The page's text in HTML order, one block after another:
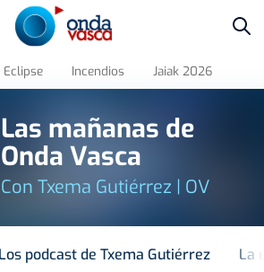
Eclipse Incendios Jaiak 2026
Las mañanas de
Onda Vasca
Con Txema Gutiérrez | OV
Los podcast de Txema Gutiérrez La